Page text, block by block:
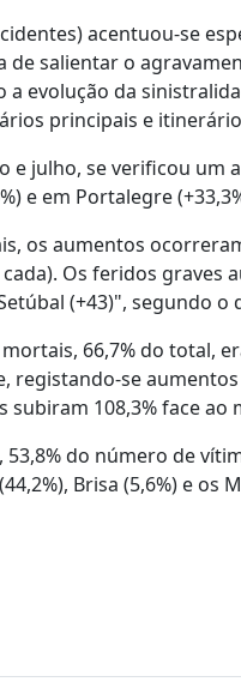
acentuou-se
salientar o
evolução da
principais e
julho, se verificou um
e em Portalegre
os aumentos
Os feridos
(+43)", segundo o
66,7% do total,
registando-se
108,3% face ao
do número de
Brisa (5,6%) e os